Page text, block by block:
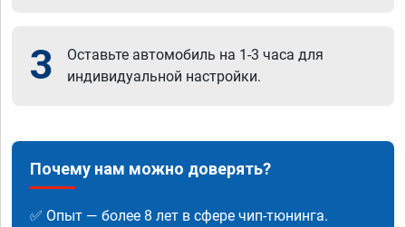
3
Оставьте автомобиль на 1-3 часа для
индивидуальной настройки.
Почему нам можно доверять?
✅ Опыт — более 8 лет в сфере чип-тюнинга.